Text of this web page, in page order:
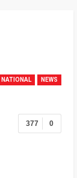
NATIONAL NEWS
0
377